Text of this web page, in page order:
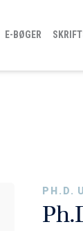
E-BØGER
PH.D.